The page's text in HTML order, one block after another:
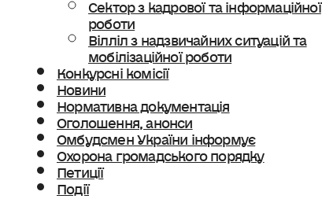
роботи
Вілліл з надзвичайних ситуацій та
мобілізаційної роботи
Конкурсні комісії
Новини
Нормативна документація
Оголошення, анонси
Омбудсмен України інформує
Охорона громадського порядку
Петиції
Події